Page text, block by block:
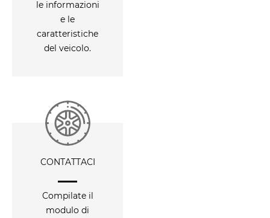
le informazioni
e le
caratteristiche
del veicolo.
CONTATTACI
Compilate il
modulo di